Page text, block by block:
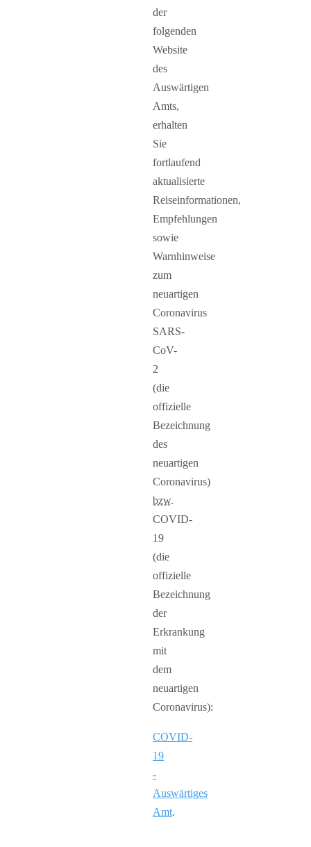
der
folgenden
Website
des
Auswärtigen
Amts,
erhalten
Sie
fortlaufend
aktualisierte
Reiseinformationen,
Empfehlungen
sowie
Warnhinweise
zum
neuartigen
Coronavirus
SARS-
CoV-
2
(die
offizielle
Bezeichnung
des
neuartigen
Coronavirus)
bzw.
COVID-
19
(die
offizielle
Bezeichnung
der
Erkrankung
mit
dem
neuartigen
Coronavirus):
COVID-
19
-
Auswärtiges
Amt.